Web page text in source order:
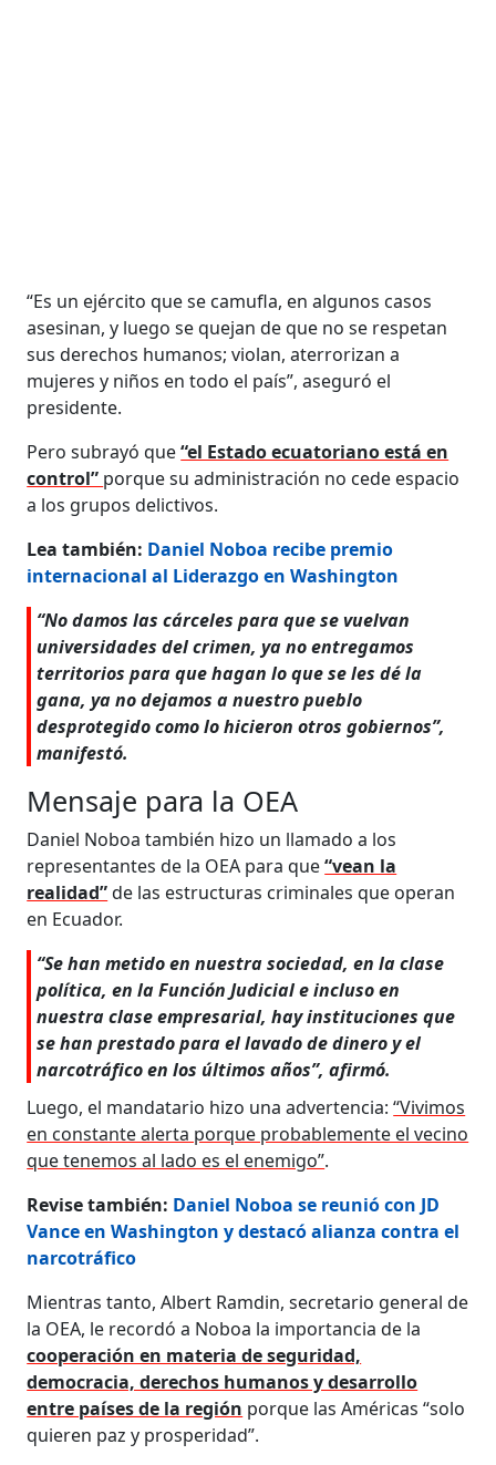
“Es un ejército que se camufla, en algunos casos
asesinan, y luego se quejan de que no se respetan
sus derechos humanos; violan, aterrorizan a
mujeres y niños en todo el país”, aseguró el
presidente.
Pero subrayó que“el Estado ecuatoriano está en
control” porque su administración no cede espacio
a los grupos delictivos.
Lea también: Daniel Noboa recibe premio
internacional al Liderazgo en Washington
“No damos las cárceles para que se vuelvan
universidades del crimen, ya no entregamos
territorios para que hagan lo que se les dé la
gana, ya no dejamos a nuestro pueblo
desprotegido como lo hicieron otros gobiernos”,
manifestó.
Mensaje para la OEA
Daniel Noboa también hizo un llamado a los
representantes de la OEA para que“vean la
realidad”de las estructuras criminales que operan
en Ecuador.
“Se han metido en nuestra sociedad, en la clase
política, en la Función Judicial e incluso en
nuestra clase empresarial, hay instituciones que
se han prestado para el lavado de dinero y el
narcotráfico en los últimos años”, afirmó.
Luego, el mandatario hizo una advertencia:“Vivimos
en constante alerta porque probablemente el vecino
que tenemos al lado es el enemigo”.
Revise también: Daniel Noboa se reunió con JD
Vance en Washington y destacó alianza contra el
narcotráfico
Mientras tanto, Albert Ramdin, secretario general de
la OEA, le recordó a Noboa la importancia de la
cooperación en materia de seguridad,
democracia, derechos humanos y desarrollo
entre países de la región porque las Américas “solo
quieren paz y prosperidad”.